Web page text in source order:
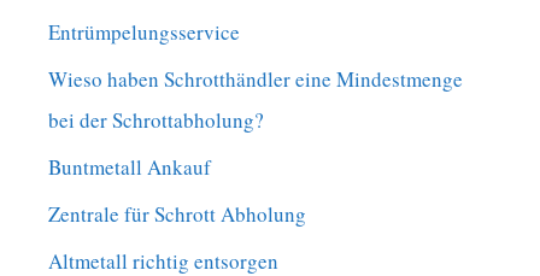
Entrümpelungsservice
Wieso haben Schrotthändler eine Mindestmenge
bei der Schrottabholung?
Buntmetall Ankauf
Zentrale für Schrott Abholung
Altmetall richtig entsorgen